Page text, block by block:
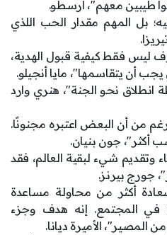
طيبين معهم"، أرسطو.
بل المهم مقدار الحب اللذي
ليس فقط كيفية قبول الهدية،
أن يتقاسمها"، مايا أنجيلو.
نحو الجنة"، هنري وارد
من أن البعض اعتبره مجنونًا.
أكثر"، جون بنيان.
وتقديم شيء لبقية العالم، فقد
جورج بيرنز.
أكثر من محاولة مساعدة
في المجتمع. إنه هدف وجزء
الأميرة ديانا.